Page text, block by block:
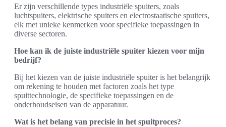
Er zijn verschillende types industriële spuiters, zoals
luchtspuiters, elektrische spuiters en electrostaatische spuiters,
elk met unieke kenmerken voor specifieke toepassingen in
diverse sectoren.
Hoe kan ik de juiste industriële spuiter kiezen voor mijn
bedrijf?
Bij het kiezen van de juiste industriële spuiter is het belangrijk
om rekening te houden met factoren zoals het type
spuittechnologie, de specifieke toepassingen en de
onderhoudseisen van de apparatuur.
Wat is het belang van precisie in het spuitproces?